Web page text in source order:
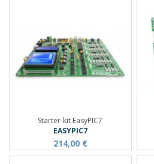
Starter-kit EasyPIC7
EASYPIC7
214,00 €